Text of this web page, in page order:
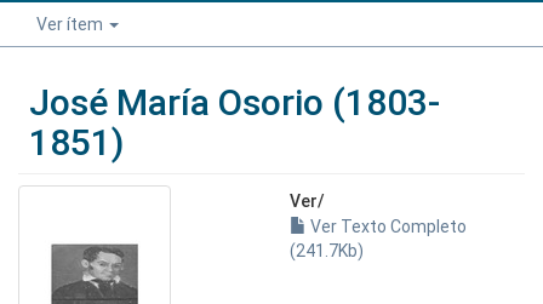
Ver ítem
José María Osorio (1803-
1851)
Ver/
Ver Texto Completo
(241.7Kb)